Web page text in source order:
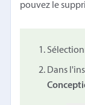
pouvez le
Dans